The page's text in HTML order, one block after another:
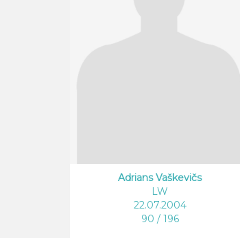
Adrians Vaškevičs
LW
22.07.2004
90 / 196